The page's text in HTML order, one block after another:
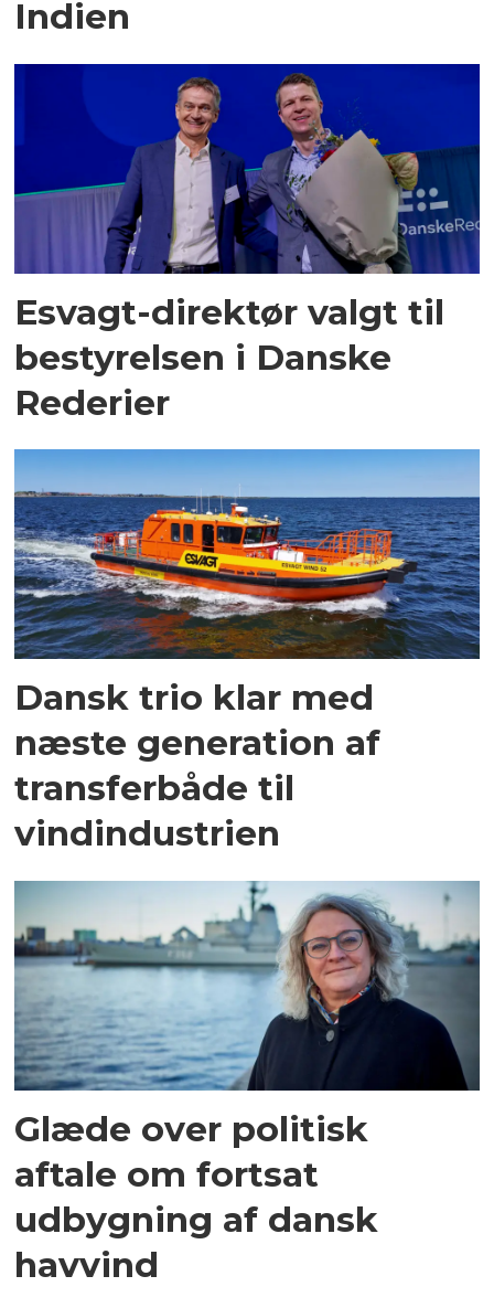
Indien
Esvagt-direktør valgt til
bestyrelsen i Danske
Rederier
Dansk trio klar med
næste generation af
transferbåde til
vindindustrien
Glæde over politisk
aftale om fortsat
udbygning af dansk
havvind